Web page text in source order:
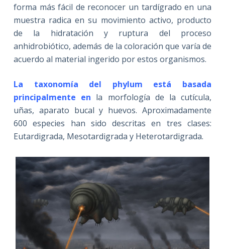
forma más fácil de reconocer un tardígrado en una
muestra radica en su movimiento activo, producto
de la hidratación y ruptura del proceso
anhidrobiótico, además de la coloración que varía de
acuerdo al material ingerido por estos organismos.
La taxonomía del phylum está basada
principalmente en la morfología de la cutícula,
uñas, aparato bucal y huevos. Aproximadamente
600 especies han sido descritas en tres clases:
Eutardigrada, Mesotardigrada y Heterotardigrada.